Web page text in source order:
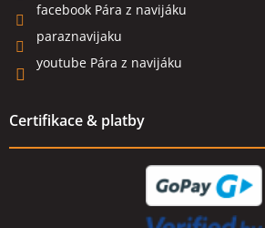
facebook Pára z navijáku
paraznavijaku
youtube Pára z navijáku
Certifikace & platby